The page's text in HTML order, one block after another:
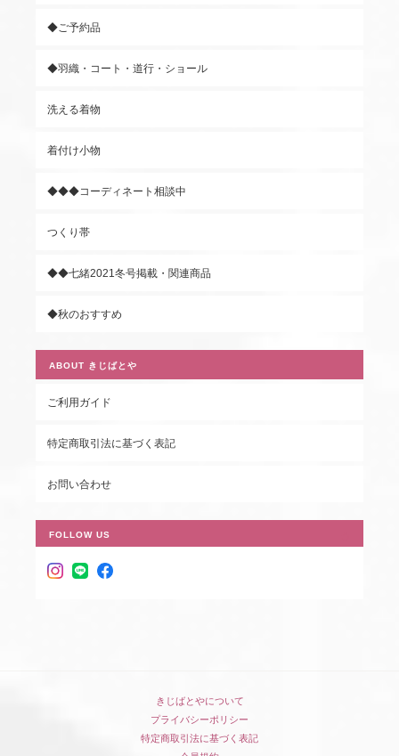
◆ご予約品
◆羽織・コート・道行・ショール
洗える着物
着付け小物
◆◆◆コーディネート相談中
つくり帯
◆◆七緒2021冬号掲載・関連商品
◆秋のおすすめ
ABOUT きじばとや
ご利用ガイド
特定商取引法に基づく表記
お問い合わせ
FOLLOW US
きじばとやについて
プライバシーポリシー
特定商取引法に基づく表記